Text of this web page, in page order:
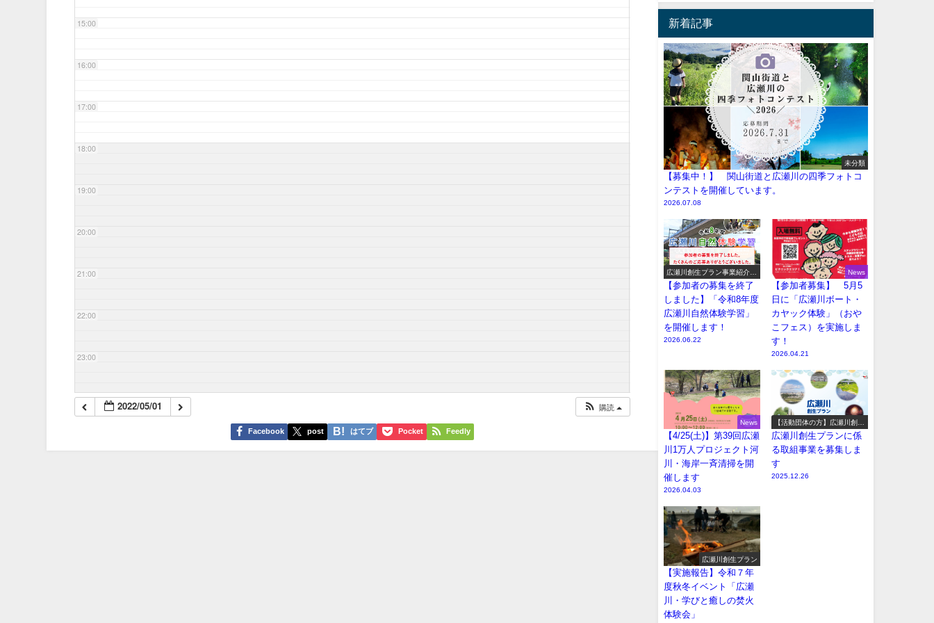
15:00
16:00
17:00
18:00
19:00
20:00
21:00
22:00
23:00
2022/05/01 購読
Facebook post はてブ Pocket Feedly
新着記事
未分類
【募集中！】 関山街道と広瀬川の四季フォトコ
ンテストを開催しています。
2026.07.08
広瀬川創生プラン事業紹介
（イベント系）
【参加者の募集を終了
しました】「令和8年度
広瀬川自然体験学習」
を開催します！
2026.06.22
News
【参加者募集】 5月5
日に「広瀬川ボート・
カヤック体験」（おや
こフェス）を実施しま
す！
2026.04.21
News
【4/25(土)】第39回広瀬
川1万人プロジェクト河
川・海岸一斉清掃を開
催します
2026.04.03
【活動団体の方】広瀬川創生
プラン参加事業の募集
広瀬川創生プランに係
る取組事業を募集しま
す
2025.12.26
広瀬川創生プラン
【実施報告】令和７年
度秋冬イベント「広瀬
川・学びと癒しの焚火
体験会」